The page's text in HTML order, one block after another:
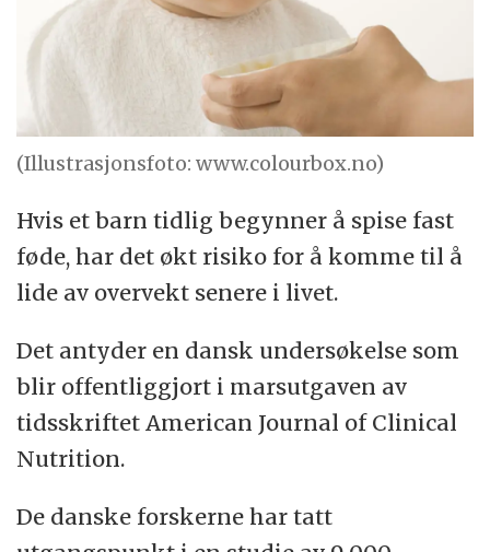
(Illustrasjonsfoto: www.colourbox.no)
Hvis et barn tidlig begynner å spise fast
føde, har det økt risiko for å komme til å
lide av overvekt senere i livet.
Det antyder en dansk undersøkelse som
blir offentliggjort i marsutgaven av
tidsskriftet American Journal of Clinical
Nutrition.
De danske forskerne har tatt